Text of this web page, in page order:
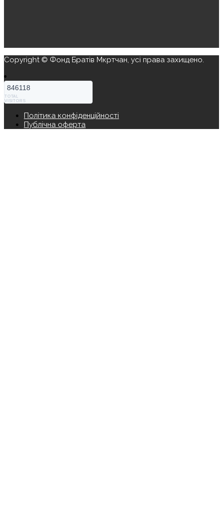
Copyright © Фонд Братів Мкртчан, усі права захищено.
846118
TOTAL
VISITORS
Політика конфіденційності
Публічна оферта